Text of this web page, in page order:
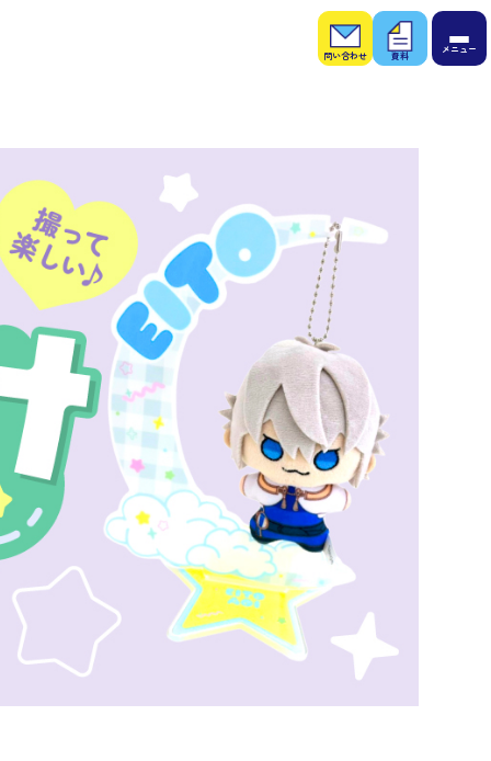
お問
い合
わせ
お役
立ち
資料